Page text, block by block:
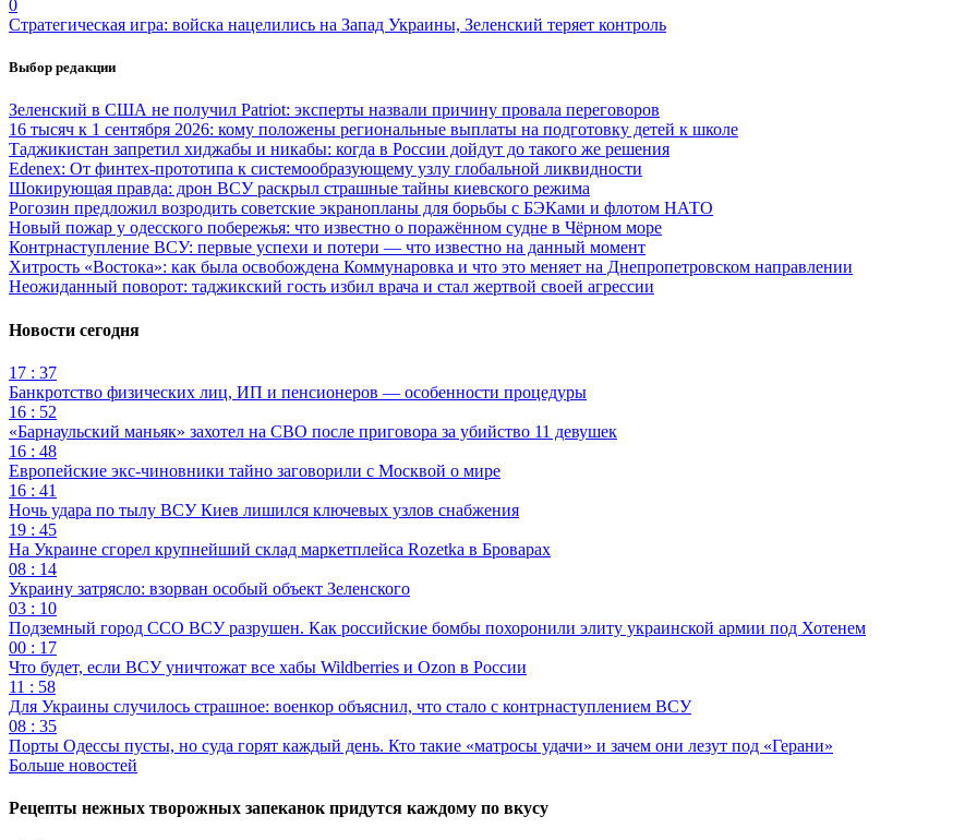
0
Стратегическая игра: войска нацелились на Запад Украины, Зеленский теряет контроль
Выбор редакции
Зеленский в США не получил Patriot: эксперты назвали причину провала переговоров
16 тысяч к 1 сентября 2026: кому положены региональные выплаты на подготовку детей к школе
Таджикистан запретил хиджабы и никабы: когда в России дойдут до такого же решения
Edenex: От финтех-прототипа к системообразующему узлу глобальной ликвидности
Шокирующая правда: дрон ВСУ раскрыл страшные тайны киевского режима
Рогозин предложил возродить советские экранопланы для борьбы с БЭКами и флотом НАТО
Новый пожар у одесского побережья: что известно о поражённом судне в Чёрном море
Контрнаступление ВСУ: первые успехи и потери — что известно на данный момент
Хитрость «Востока»: как была освобождена Коммунаровка и что это меняет на Днепропетровском направлении
Неожиданный поворот: таджикский гость избил врача и стал жертвой своей агрессии
Новости сегодня
17 : 37
Банкротство физических лиц, ИП и пенсионеров — особенности процедуры
16 : 52
«Барнаульский маньяк» захотел на СВО после приговора за убийство 11 девушек
16 : 48
Европейские экс-чиновники тайно заговорили с Москвой о мире
16 : 41
Ночь удара по тылу ВСУ Киев лишился ключевых узлов снабжения
19 : 45
На Украине сгорел крупнейший склад маркетплейса Rozetka в Броварах
08 : 14
Украину затрясло: взорван особый объект Зеленского
03 : 10
Подземный город ССО ВСУ разрушен. Как российские бомбы похоронили элиту украинской армии под Хотенем
00 : 17
Что будет, если ВСУ уничтожат все хабы Wildberries и Ozon в России
11 : 58
Для Украины случилось страшное: военкор объяснил, что стало с контрнаступлением ВСУ
08 : 35
Порты Одессы пусты, но суда горят каждый день. Кто такие «матросы удачи» и зачем они лезут под «Герани»
Больше новостей
Рецепты нежных творожных запеканок придутся каждому по вкусу